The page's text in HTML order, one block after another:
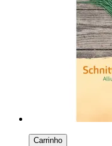
Carrinho